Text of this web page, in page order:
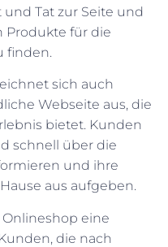
Tat zur Seite und
Produkte für die
finden.
sich auch
Webseite aus, die
bietet. Kunden
schnell über die
und ihre
aus aufgeben.
eine
die nach